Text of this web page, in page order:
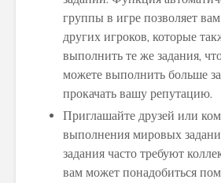
группы в игре позволяет
других игроков, которые
выполнить те же задания,
можете выполнить больше
прокачать вашу репутацию.
Приглашайте друзей или
выполнения мировых
задания часто требуют
вам может понадобиться